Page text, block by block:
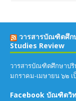
วารสารบัณฑิตศึก
Studies Review
วารสารบัณฑิตศึกษาปริ
มกราคม-เมษายน ๖๒
Facebook บัณฑิตวิ